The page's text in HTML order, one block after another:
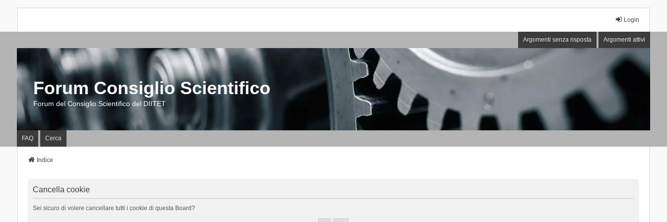
Login
Argomenti senza risposta Argomenti attivi
Forum Consiglio Scientifico
Forum del Consiglio Scientifico del DIITET
FAQ Cerca
Indice
Cancella cookie
Sei sicuro di volere cancellare tutti i cookie di questa Board?